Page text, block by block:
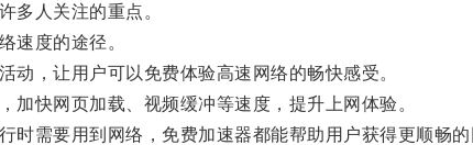
人关注的重点。
度的途径。
，让用户可以免费体验高速网络的畅快感受。
快网页加载、视频缓冲等速度，提升上网体验。
需要用到网络，免费加速器都能帮助用户获得更顺畅的